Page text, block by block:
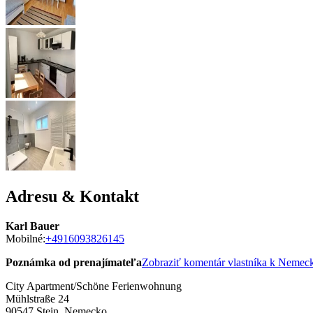
Adresu & Kontakt
Karl Bauer
Mobilné:+4916093826145
Poznámka od prenajímateľaZobraziť komentár vlastníka k
City Apartment/Schöne Ferienwohnung
Mühlstraße 24